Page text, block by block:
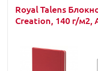
Royal Talens
Creation, 140 г/м2,